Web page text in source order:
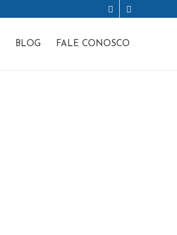
BLOG FALE CONOSCO